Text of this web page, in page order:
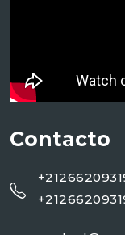
Contacto